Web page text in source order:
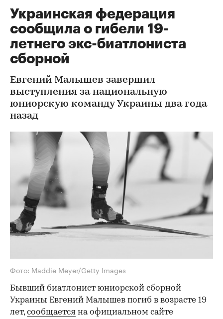
Украинская федерация
сообщила о гибели 19-
летнего экс-биатлониста
сборной
Евгений Малышев завершил
выступления за национальную
юниорскую команду Украины два года
назад
Фото: Maddie Meyer/Getty Images
Бывший биатлонист юниорской сборной
Украины Евгений Малышев погиб в возрасте 19
лет,сообщается на официальном сайте